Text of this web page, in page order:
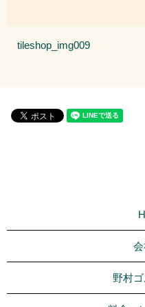
tileshop_img009
野村